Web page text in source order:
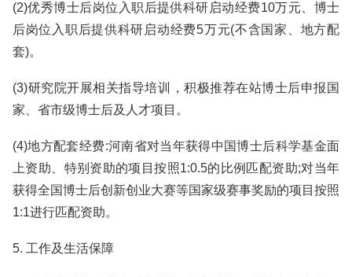
(2)优秀博士后岗位入职后提供科研启动经费10万元、博士
后岗位入职后提供科研启动经费5万元(不含国家、地方配
套)。
(3)研究院开展相关指导培训，积极推荐在站博士后申报国
家、省市级博士后及人才项目。
(4)地方配套经费:河南省对当年获得中国博士后科学基金面
上资助、特别资助的项目按照1:0.5的比例匹配资助;对当年
获得全国博士后创新创业大赛等国家级赛事奖励的项目按照
1:1进行匹配资助。
5. 工作及生活保障